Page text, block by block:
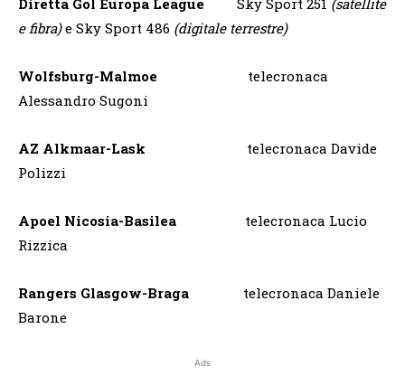
e fibra)e Sky Sport 486 (digitale terrestre)
Wolfsburg-Malmoe
telecronaca
Alessandro Sugoni
AZ Alkmaar-Lask telecronaca Davide
Polizzi
Apoel Nicosia-Basilea telecronaca Lucio
Rizzica
Rangers Glasgow-Braga telecronaca Daniele
Barone
Ads